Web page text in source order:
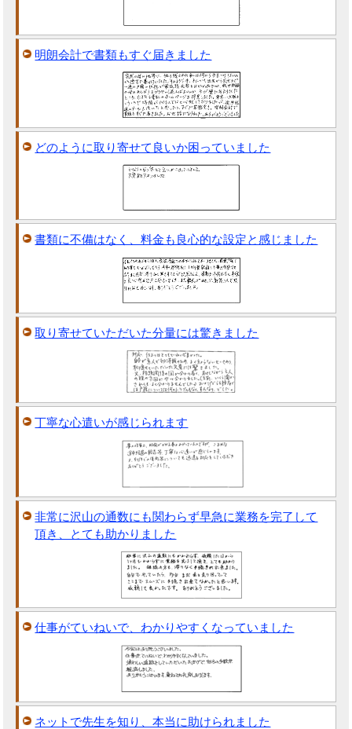
明朗会計で書類もすぐ届きました
どのように取り寄せて良いか困っていました
書類に不備はなく、料金も良心的な設定と感じました
取り寄せていただいた分量には驚きました
丁寧な心遣いが感じられます
非常に沢山の通数にも関わらず早急に業務を完了して
頂き、とても助かりました
仕事がていねいで、わかりやすくなっていました
ネットで先生を知り、本当に助けられました